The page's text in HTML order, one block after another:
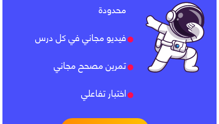
محدودة
فيديو مجاني في كل درس
تمرين مصحح مجاني
اختبار تفاعلي